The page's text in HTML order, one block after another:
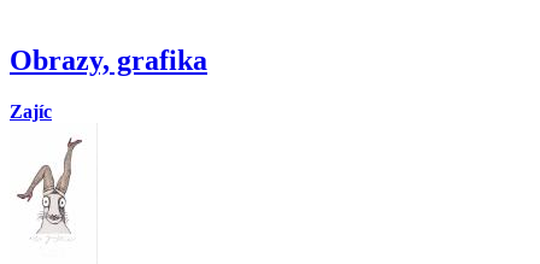
Obrazy, grafika
Zajíc